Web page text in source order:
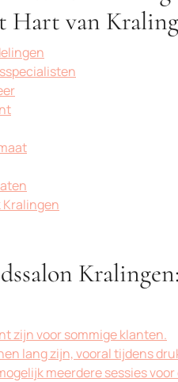
Hart van
zijn voor sommige klanten.
lang zijn, vooral tijdens
meerdere sessies